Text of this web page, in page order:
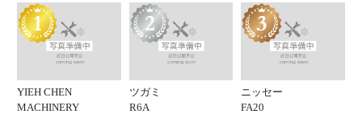
YIEH CHEN
MACHINERY
ツガミ
R6A
ニッセー
FA20